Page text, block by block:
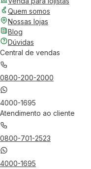
Quem somos
Nossas lojas
Blog
Dúvidas
Central de vendas
0800-200-2000
4000-1695
Atendimento ao cliente
0800-701-2523
4000-1695